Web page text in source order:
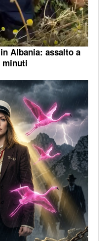
Albania: assalto a
minuti